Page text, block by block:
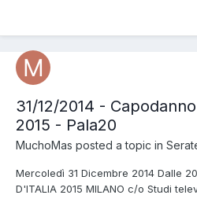
31/12/2014 -
2015 - Pala20
MuchoMas posted a topic in
Mercoledì 31 Dicembre 2014 Dalle
D'ITALIA 2015 MILANO c/o Studi